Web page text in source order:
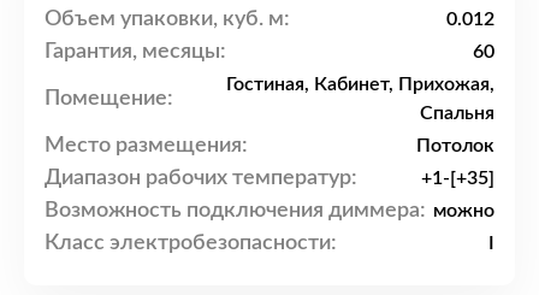
Объем упаковки, куб. м: 0.012
Гарантия, месяцы: 60
Помещение:
Гостиная, Кабинет, Прихожая,
Спальня
Место размещения: Потолок
Диапазон рабочих температур: +1-[+35]
Возможность подключения диммера: можно
Класс электробезопасности: